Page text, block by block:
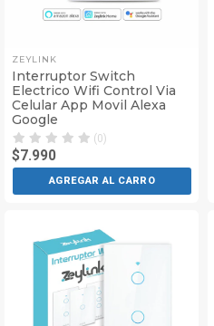
ZEYLINK
Interruptor Switch
Electrico Wifi Control Via
Celular App Movil Alexa
Google
(0)
$7.990
AGREGAR AL CARRO